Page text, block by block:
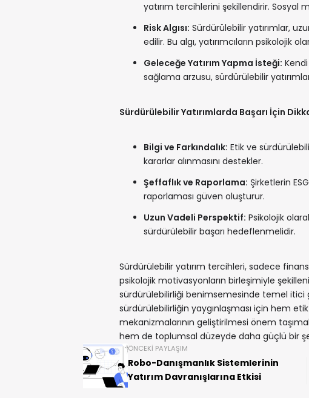
yatırım tercihlerini şekillendirir.
Risk Algısı: Sürdürülebilir yatırımlar,
edilir. Bu algı, yatırımcıların psikolojik
Geleceğe Yatırım Yapma İsteği:
sağlama arzusu, sürdürülebilir
Sürdürülebilir Yatırımlarda Başarı İçin
Bilgi ve Farkındalık: Etik ve
kararlar alınmasını destekler.
Şeffaflık ve Raporlama: Şirketlerin
raporlaması güven oluşturur.
Uzun Vadeli Perspektif: Psikolojik
sürdürülebilir başarı hedeflenmelidir.
Sürdürülebilir yatırım tercihleri, sadece
psikolojik motivasyonların birleşimiyle
sürdürülebilirliği benimsemesinde temel itici
sürdürülebilirliğin yaygınlaşması için hem
mekanizmalarının geliştirilmesi önem
hem de toplumsal düzeyde daha güçlü bir
ÖNCEKI PAYLAŞIM
Robo-Danışmanlık Sistemlerinin
Yatırım Davranışlarına Etkisi